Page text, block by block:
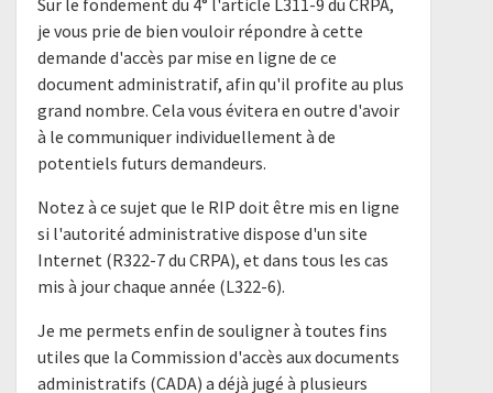
Sur le fondement du 4° l'article L311-9 du CRPA,
je vous prie de bien vouloir répondre à cette
demande d'accès par mise en ligne de ce
document administratif, afin qu'il profite au plus
grand nombre. Cela vous évitera en outre d'avoir
à le communiquer individuellement à de
potentiels futurs demandeurs.
Notez à ce sujet que le RIP doit être mis en ligne
si l'autorité administrative dispose d'un site
Internet (R322-7 du CRPA), et dans tous les cas
mis à jour chaque année (L322-6).
Je me permets enfin de souligner à toutes fins
utiles que la Commission d'accès aux documents
administratifs (CADA) a déjà jugé à plusieurs